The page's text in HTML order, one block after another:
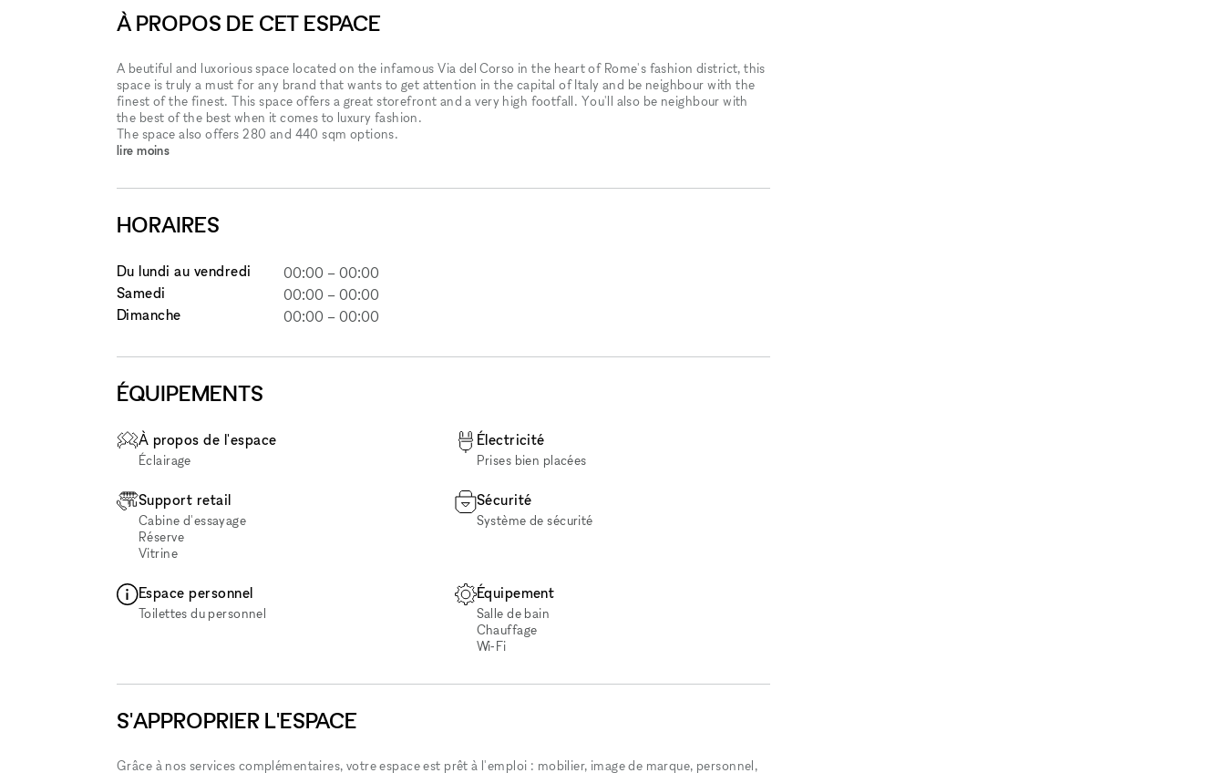
À PROPOS DE CET ESPACE
A beutiful and luxorious space located on the infamous Via del Corso in the heart of Rome's fashion district​​​​,​​​​ this
space is truly a must for any brand that wants to get attention in the capital of Italy and be neighbour with the
finest of the finest. This space offers a great storefront and a very high footfall. You'll also be neighbour with
the best of the best when it comes to luxury fashion.
The space also offers 280 and 440 sqm options.
lire moins
HORAIRES
Du lundi au vendredi 00:00 –00:00
Samedi
00:00 –00:00
Dimanche
00:00 –00:00
ÉQUIPEMENTS
À propos de l'espace
Éclairage
Électricité
Prises bien placées
Support retail
Cabine d'essayage
Réserve
Vitrine
Sécurité
Système de sécurité
Espace personnel
Toilettes du personnel
Équipement
Salle de bain
Chauffage
Wi‑Fi
S'APPROPRIER L'ESPACE
Grâce à nos services complémentaires, votre espace est prêt à l'emploi : mobilier, image de marque, personnel,